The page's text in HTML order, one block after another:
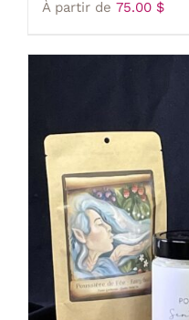
À partir de 75.00 $